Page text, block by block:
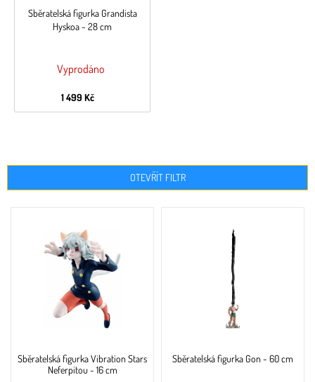
Sběratelská figurka Grandista
Hyskoa - 28 cm
Vyprodáno
1 499 Kč
OTEVŘÍT FILTR
Sběratelská figurka Vibration Stars
Neferpitou - 16 cm
Sběratelská figurka Gon - 60 cm